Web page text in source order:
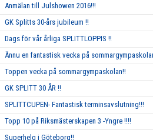
Anmälan till Julshowen 2016!!!
GK Splitts 30-års jubileum !!
Dags för vår årliga SPLITTLOPPIS !!
Ännu en fantastisk vecka på
Toppen vecka på sommargympaskolan!!
GK SPLITT 30 ÅR !!
SPLITTCUPEN- Fantastisk terminsavslutning!!!
Topp 10 på Riksmästerskapen 3 -Yngre !!!!
Superhelg i Göteborg!!